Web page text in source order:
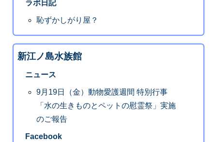
ラボ日記
恥ずかしがり屋？
新江ノ島水族館
ニュース
9月19日（金）動物愛護週間 特別行事
「水の生きものとペットの慰霊祭」実施
のご報告
Facebook